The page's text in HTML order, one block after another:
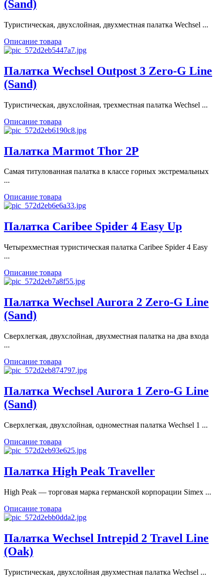
(Sand)
Туристическая, двухслойная, двухместная палатка Wechsel ...
Описание товара
Палатка Wechsel Outpost 3 Zero-G Line
(Sand)
Туристическая, двухслойная, трехместная палатка Wechsel ...
Описание товара
Палатка Marmot Thor 2P
Самая титулованная палатка в классе горных экстремальных
...
Описание товара
Палатка Caribee Spider 4 Easy Up
Четырехместная туристическая палатка Caribee Spider 4 Easy
...
Описание товара
Палатка Wechsel Aurora 2 Zero-G Line
(Sand)
Сверхлегкая, двухслойная, двухместная палатка на два входа
...
Описание товара
Палатка Wechsel Aurora 1 Zero-G Line
(Sand)
Сверхлегкая, двухслойная, одноместная палатка Wechsel 1 ...
Описание товара
Палатка High Peak Traveller
High Peak — торговая марка германской корпорации Simex ...
Описание товара
Палатка Wechsel Intrepid 2 Travel Line
(Oak)
Туристическая, двухслойная двухместная палатка Wechsel ...